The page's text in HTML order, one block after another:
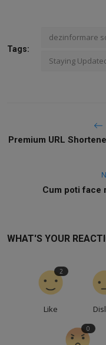
Tags:
dezinformare
Staying
Premium URL
Cum poti face
WHAT'S YOUR
Like
2
0